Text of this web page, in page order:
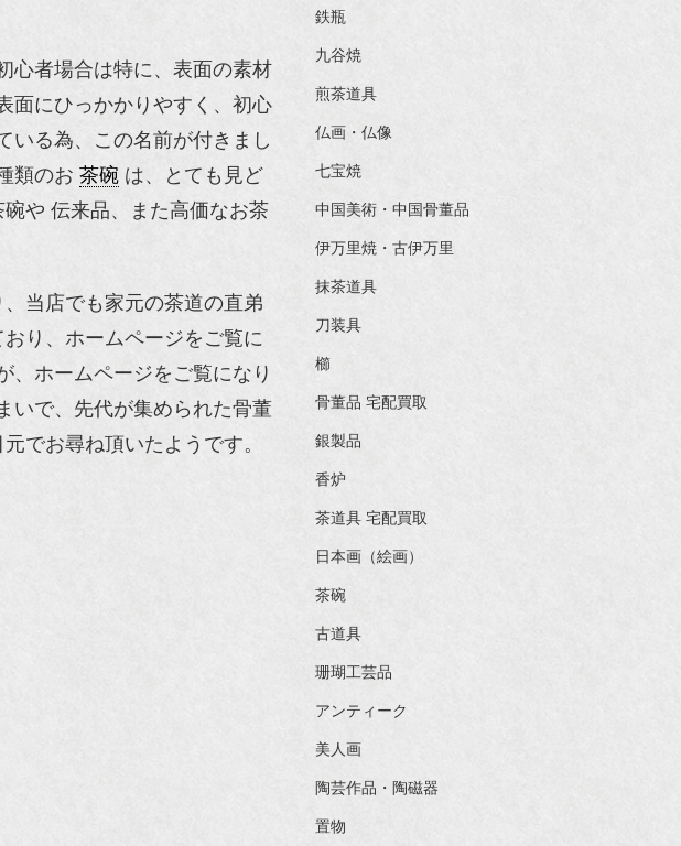
心者場合は特に、表面の素材
面にひっかかりやすく、初心
いる為、この名前が付きまし
類のお 茶碗 は、とても見ど
碗や 伝来品、また高価なお茶
、当店でも家元の茶道の直弟
おり、ホームページをご覧に
、ホームページをご覧になり
いで、先代が集められた骨董
でお尋ね頂いたようです。
鉄瓶
九谷焼
煎茶道具
仏画・仏像
七宝焼
中国美術・中国骨董品
伊万里焼・古伊万里
抹茶道具
刀装具
櫛
骨董品 宅配買取
銀製品
香炉
茶道具 宅配買取
日本画（絵画）
茶碗
古道具
珊瑚工芸品
アンティーク
美人画
陶芸作品・陶磁器
置物